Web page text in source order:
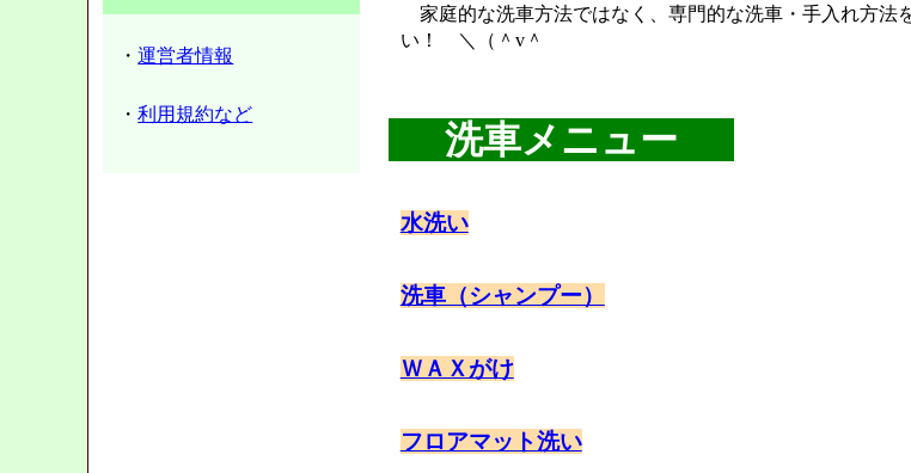
家庭的な洗車方法ではなく、専門的な洗車・手入れ方
い！ ＼（＾v＾
洗車メニュー
水洗い
洗車（シャンプー）
ＷＡＸがけ
フロアマット洗い
・運営者情報
・利用規約など